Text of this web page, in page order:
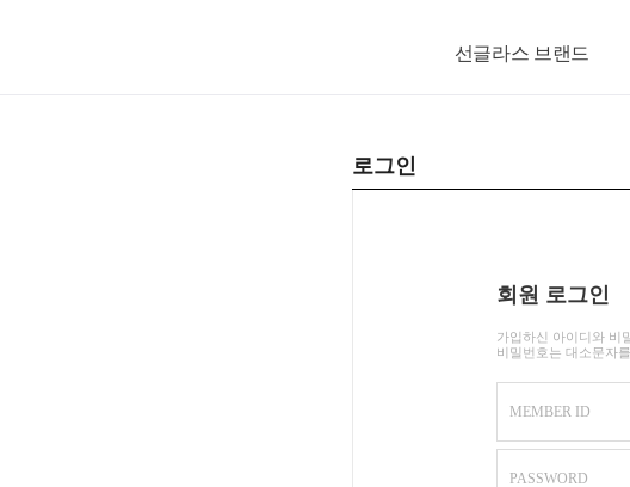
선글라스 브랜드
로그인
회원 로그인
가입하신 아이디와 비
비밀번호는 대소문자
MEMBER ID
PASSWORD